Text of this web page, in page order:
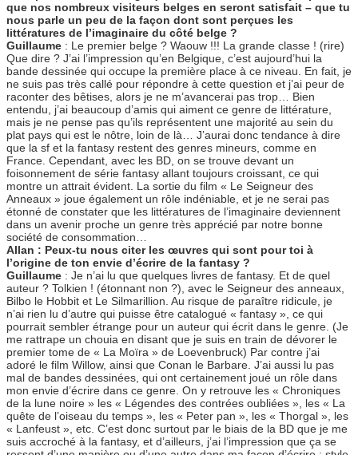
que nos nombreux visiteurs belges en seront satisfait – que tu
nous parle un peu de la façon dont sont perçues les
littératures de l’imaginaire du côté belge ?
Guillaume : Le premier belge ? Waouw !!! La grande classe ! (rire)
Que dire ? J’ai l’impression qu’en Belgique, c’est aujourd’hui la
bande dessinée qui occupe la première place à ce niveau. En fait, je
ne suis pas très callé pour répondre à cette question et j’ai peur de
raconter des bêtises, alors je ne m’avancerai pas trop… Bien
entendu, j’ai beaucoup d’amis qui aiment ce genre de littérature,
mais je ne pense pas qu’ils représentent une majorité au sein du
plat pays qui est le nôtre, loin de là… J’aurai donc tendance à dire
que la sf et la fantasy restent des genres mineurs, comme en
France. Cependant, avec les BD, on se trouve devant un
foisonnement de série fantasy allant toujours croissant, ce qui
montre un attrait évident. La sortie du film « Le Seigneur des
Anneaux » joue également un rôle indéniable, et je ne serai pas
étonné de constater que les littératures de l’imaginaire deviennent
dans un avenir proche un genre très apprécié par notre bonne
société de consommation…
Allan : Peux-tu nous citer les œuvres qui sont pour toi à
l’origine de ton envie d’écrire de la fantasy ?
Guillaume : Je n’ai lu que quelques livres de fantasy. Et de quel
auteur ? Tolkien ! (étonnant non ?), avec le Seigneur des anneaux,
Bilbo le Hobbit et Le Silmarillion. Au risque de paraître ridicule, je
n’ai rien lu d’autre qui puisse être catalogué « fantasy », ce qui
pourrait sembler étrange pour un auteur qui écrit dans le genre. (Je
me rattrape un chouia en disant que je suis en train de dévorer le
premier tome de « La Moïra » de Loevenbruck) Par contre j’ai
adoré le film Willow, ainsi que Conan le Barbare. J’ai aussi lu pas
mal de bandes dessinées, qui ont certainement joué un rôle dans
mon envie d’écrire dans ce genre. On y retrouve les « Chroniques
de la lune noire » les « Légendes des contrées oubliées », les « La
quête de l’oiseau du temps », les « Peter pan », les « Thorgal », les
« Lanfeust », etc. C’est donc surtout par le biais de la BD que je me
suis accroché à la fantasy, et d’ailleurs, j’ai l’impression que ça se